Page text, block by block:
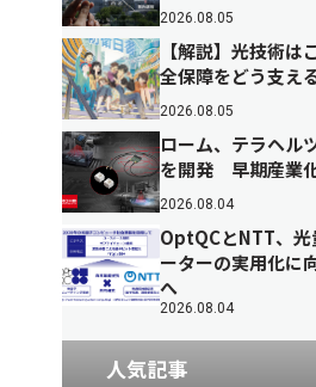
2026.08.05
【解説】光技術は
全保障をどう支え
2026.08.05
ローム、テラヘル
を開発 早期産業
2026.08.04
OptQCとNTT、光
ーターの実用化に
へ
2026.08.04
人気記事